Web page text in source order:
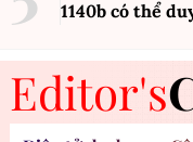
1140b có thể
Editor's